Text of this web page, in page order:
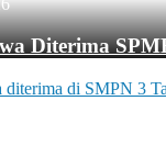
Diterima